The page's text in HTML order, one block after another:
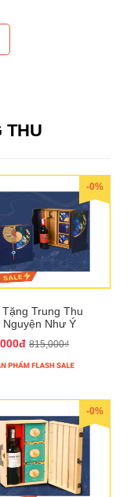
THU
-0%
Trung Thu
Như Ý
815,000₫
-0%